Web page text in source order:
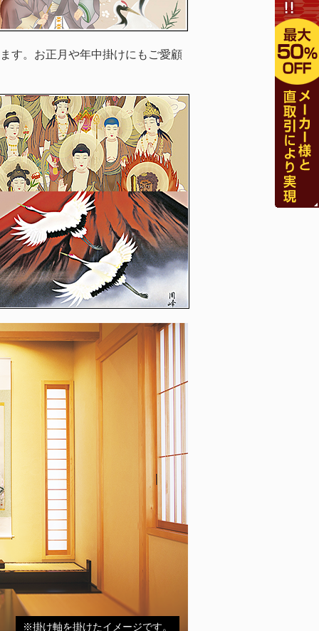
す。お正月や年中掛けにもご愛顧
※掛け軸を掛けたイメージです。